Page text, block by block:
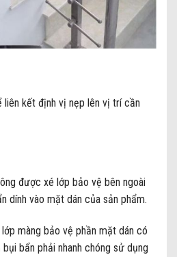
liên kết định vị nẹp lên vị trí cần
được xé lớp bảo vệ bên ngoài
dính vào mặt dán của sản phẩm.
màng bảo vệ phần mặt dán có
bẩn phải nhanh chóng sử dụng